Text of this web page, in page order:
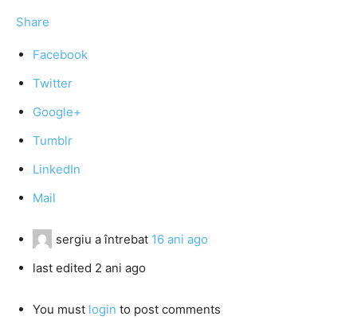
Share
Facebook
Twitter
Google+
Tumblr
LinkedIn
Mail
sergiu a întrebat 16 ani ago
last edited 2 ani ago
You must login to post comments